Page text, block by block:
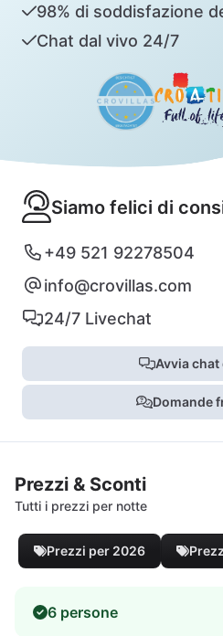
98% di soddisfazione
Chat dal vivo 24/7
Siamo felici di
+49 521 92278504
info@crovillas.com
24/7 Livechat
Avvia chat
Domande
Prezzi & Sconti
Tutti i prezzi per notte
Prezzi per 2026
6 persone